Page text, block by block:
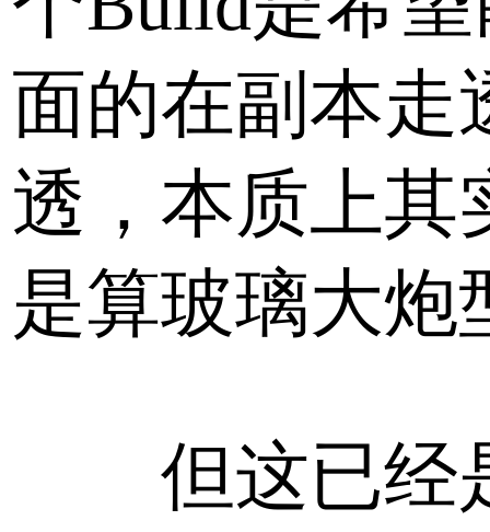
面的在副本走
透，本质上其
是算玻璃大炮
但这已经